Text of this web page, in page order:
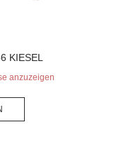
KIESEL
anzuzeigen